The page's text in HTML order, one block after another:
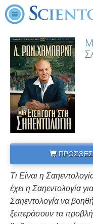
Τι Είναι η
έχει η Σαηεντολογία
Σαηεντολογία να
ξεπεράσουν τα